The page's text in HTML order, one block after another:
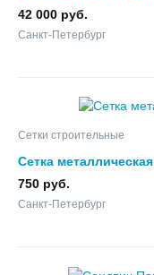
42 000 руб.
Санкт-Петербург
Сетки строительные
Сетка металлическая
750 руб.
Санкт-Петербург